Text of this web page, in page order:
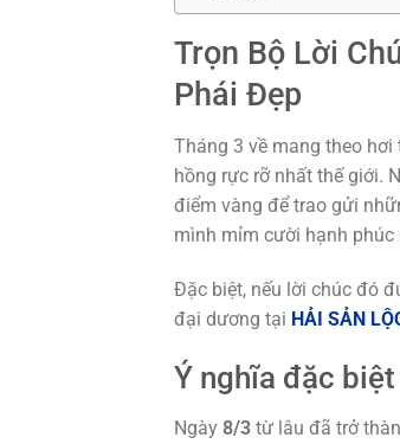
Trọn Bộ Lời
Phái Đẹp
Tháng 3 về mang theo
hồng rực rỡ nhất thế giới.
điểm vàng để trao gửi
mình mỉm cười hạnh
Đặc biệt, nếu lời chúc đó
đại dương tại HẢI SẢN
Ý nghĩa đặc
Ngày 8/3 từ lâu đã trở